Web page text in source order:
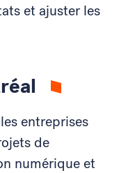
et ajuster les
entreprises
de
numérique et